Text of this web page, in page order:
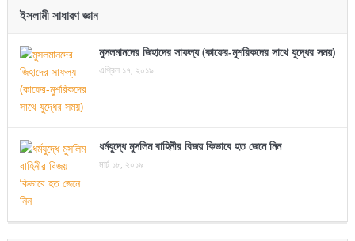
ইসলামী সাধারণ জ্ঞান
মুসলমানদের জিহাদের সাফল্য (কাফের-মুশরিকদের সাথে যুদ্ধের সময়)
এপ্রিল ১৭, ২০১৯
ধর্মযুদ্ধে মুসলিম বাহিনীর বিজয় কিভাবে হত জেনে নিন
মার্চ ১৮, ২০১৯